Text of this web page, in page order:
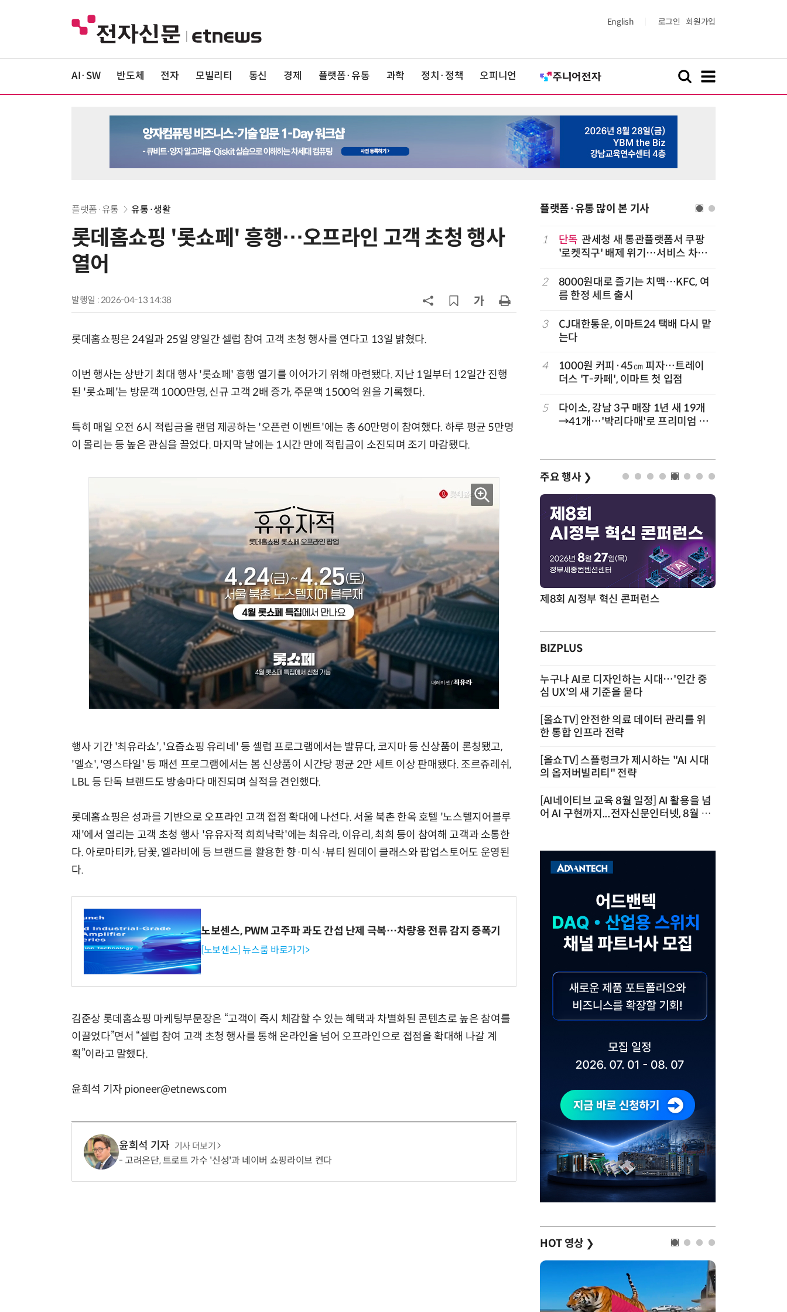
English 로그인 회원가입
AI·SW 반도체 전자 모빌리티 통신 경제 플랫폼·유통 과학 정치·정책 오피니언
플랫폼·유통 유통·생활
롯데홈쇼핑 '롯쇼페' 흥행…오프라인 고객 초청 행사
열어
발행일 : 2026-04-13 14:38
롯데홈쇼핑은 24일과 25일 양일간 셀럽 참여 고객 초청 행사를 연다고 13일 밝혔다.
이번 행사는 상반기 최대 행사 '롯쇼페' 흥행 열기를 이어가기 위해 마련됐다. 지난 1일부터 12일간 진행
된 '롯쇼페'는 방문객 1000만명, 신규 고객 2배 증가, 주문액 1500억 원을 기록했다.
특히 매일 오전 6시 적립금을 랜덤 제공하는 '오픈런 이벤트'에는 총 60만명이 참여했다. 하루 평균 5만명
이 몰리는 등 높은 관심을 끌었다. 마지막 날에는 1시간 만에 적립금이 소진되며 조기 마감됐다.
행사 기간 '최유라쇼', '요즘쇼핑 유리네' 등 셀럽 프로그램에서는 발뮤다, 코지마 등 신상품이 론칭됐고,
'엘쇼', '영스타일' 등 패션 프로그램에서는 봄 신상품이 시간당 평균 2만 세트 이상 판매됐다. 조르쥬레쉬,
LBL 등 단독 브랜드도 방송마다 매진되며 실적을 견인했다.
롯데홈쇼핑은 성과를 기반으로 오프라인 고객 접점 확대에 나선다. 서울 북촌 한옥 호텔 '노스텔지어블루
재'에서 열리는 고객 초청 행사 '유유자적 희희낙락'에는 최유라, 이유리, 최희 등이 참여해 고객과 소통한
다. 아로마티카, 담꽃, 엘라비에 등 브랜드를 활용한 향·미식·뷰티 원데이 클래스와 팝업스토어도 운영된
다.
노보센스, PWM 고주파 과도 간섭 난제 극복…차량용 전류 감지 증폭기
[노보센스] 뉴스룸 바로가기>
김준상 롯데홈쇼핑 마케팅부문장은 “고객이 즉시 체감할 수 있는 혜택과 차별화된 콘텐츠로 높은 참여를
이끌었다”면서 “셀럽 참여 고객 초청 행사를 통해 온라인을 넘어 오프라인으로 접점을 확대해 나갈 계
획”이라고 말했다.
윤희석 기자 pioneer@etnews.com
윤희석 기자 기사 더보기
고려은단, 트로트 가수 '신성'과 네이버 쇼핑라이브 켠다
플랫폼·유통 많이 본 기사
6
상생협력법 개정안 '플랫폼 이중족
나-o' 음성 생성 기술 고도화
박…2년치 이익 넘어서
매 300만개 돌파
최대'…쿠팡이츠도 신기록”
1 단독 관세청 새 통관플랫폼서 쿠팡
'로켓직구' 배제 위기…서비스 차질
2
8000원대로 즐기는 치맥…KFC, 여
름 한정 세트 출시
3
CJ대한통운, 이마트24 택배 다시 맡
는다
4
1000원 커피·45㎝ 피자…트레이
더스 'T-카페', 이마트 첫 입점
5
다이소, 강남 3구 매장 1년 새 19개
→41개…'박리다매'로 프리미엄 상
주요 행사 ❯
모든 업무 담당자(비개발자)를 위한 온톨로지 기반 AI 지식체계 설계 1-day 워크숍 AI 핀옵스 실전 세미나: 폭증하는 AI 토큰 비용 관리 전략 2026 전자신문 테크데이 제8회 AI정부 혁신 콘퍼런스
BIZPLUS
누구나 AI로 디자인하는 시대…'인간 중
심 UX'의 새 기준을 묻다
[올쇼TV] 안전한 의료 데이터 관리를 위
한 통합 인프라 전략
[올쇼TV] 스플렁크가 제시하는 "AI 시대
의 옵저버빌리티" 전략
[AI네이티브 교육 8월 일정] AI 활용을 넘
어 AI 구현까지...전자신문인터넷, 8월 실
HOT 영상 ❯